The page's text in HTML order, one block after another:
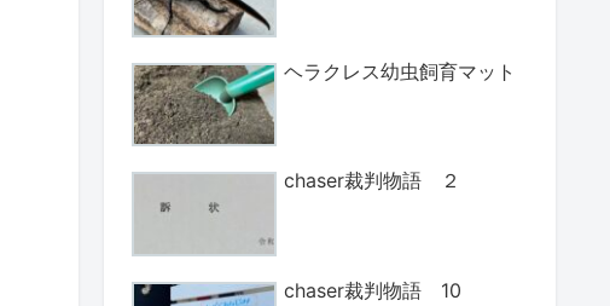
ヘラクレス幼虫飼育マット
chaser裁判物語 ２
chaser裁判物語 10